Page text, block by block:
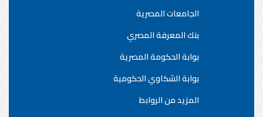
الجامعات المصرية
بنك المعرفة المصري
بوابة الحكومة المصرية
بوابة الشكاوي الحكومية
المزيد من الروابط